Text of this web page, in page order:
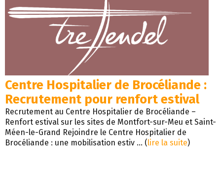
Centre Hospitalier de Brocéliande :
Recrutement pour renfort estival
Recrutement au Centre Hospitalier de Brocéliande –
Renfort estival sur les sites de Montfort-sur-Meu et Saint-
Méen-le-Grand Rejoindre le Centre Hospitalier de
Brocéliande : une mobilisation estiv ... (lire la suite)